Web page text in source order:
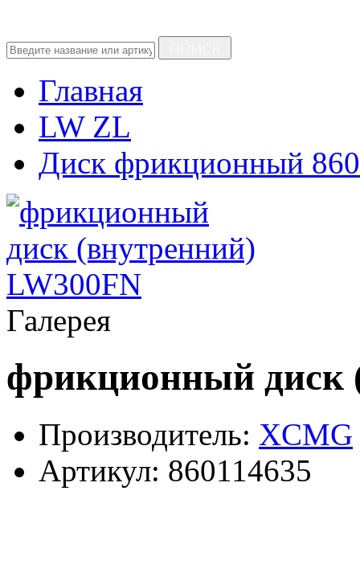
Главная
LW ZL
Диск фрикционный
Галерея
фрикционный диск
Производитель: XCMG
Артикул: 860114635